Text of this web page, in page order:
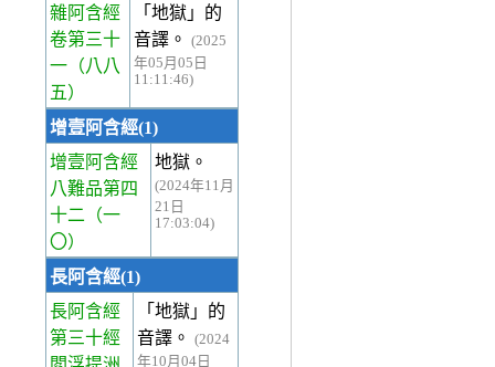
雜阿含經
卷第三十
一 （八八
五）
「地獄」的
音譯。
(2025
年05月05日
11:11:46)
增壹阿含經(1)
增壹阿含經
八難品第四
十二 （一
〇）
地獄。
(2024年11月
21日
17:03:04)
長阿含經(1)
長阿含經
第三十經
「地獄」的
音譯。
(2024
年10月04日